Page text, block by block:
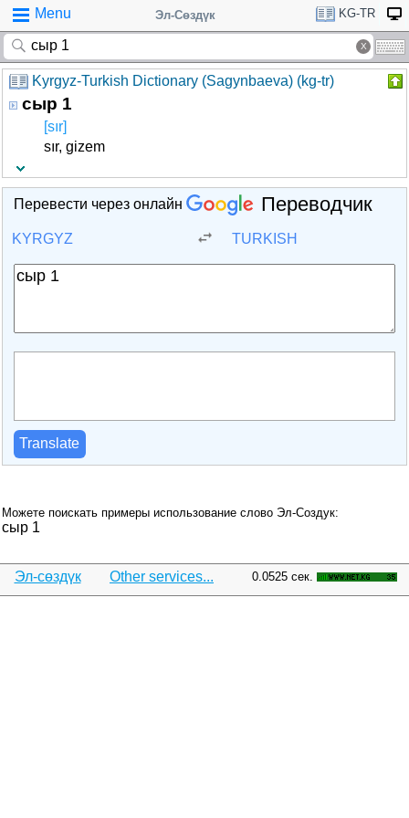
Menu Эл-Сөздүк KG-TR
Kyrgyz-Turkish Dictionary (Sagynbaeva) (kg-tr)
сыр 1
[sır]
sır, gizem
Перевести через онлайн Переводчик
KYRGYZ TURKISH
Translate
Можете поискать примеры использование слово Эл-Создук:
сыр 1
Эл-сөздүк Other services... 0.0525 сек.